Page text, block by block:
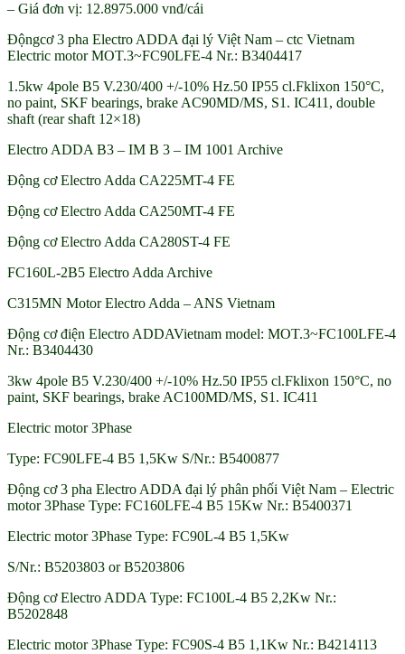
– Giá đơn vị: 12.8975.000 vnđ/cái
Độngcơ 3 pha Electro ADDA đại lý Việt Nam – ctc Vietnam
Electric motor MOT.3~FC90LFE-4 Nr.: B3404417
1.5kw 4pole B5 V.230/400 +/-10% Hz.50 IP55 cl.Fklixon 150°C,
no paint, SKF bearings, brake AC90MD/MS, S1. IC411, double
shaft (rear shaft 12×18)
Electro ADDA B3 – IM B 3 – IM 1001 Archive
Động cơ Electro Adda CA225MT-4 FE
Động cơ Electro Adda CA250MT-4 FE
Động cơ Electro Adda CA280ST-4 FE
FC160L-2B5 Electro Adda Archive
C315MN Motor Electro Adda – ANS Vietnam
Động cơ điện Electro ADDAVietnam model: MOT.3~FC100LFE-4
Nr.: B3404430
3kw 4pole B5 V.230/400 +/-10% Hz.50 IP55 cl.Fklixon 150°C, no
paint, SKF bearings, brake AC100MD/MS, S1. IC411
Electric motor 3Phase
Type: FC90LFE-4 B5 1,5Kw S/Nr.: B5400877
Động cơ 3 pha Electro ADDA đại lý phân phối Việt Nam – Electric
motor 3Phase Type: FC160LFE-4 B5 15Kw Nr.: B5400371
Electric motor 3Phase Type: FC90L-4 B5 1,5Kw
S/Nr.: B5203803 or B5203806
Động cơ Electro ADDA Type: FC100L-4 B5 2,2Kw Nr.:
B5202848
Electric motor 3Phase Type: FC90S-4 B5 1,1Kw Nr.: B4214113